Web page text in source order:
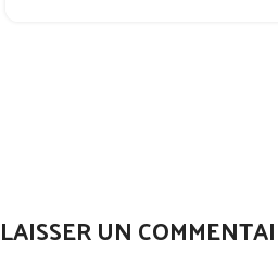
LAISSER UN